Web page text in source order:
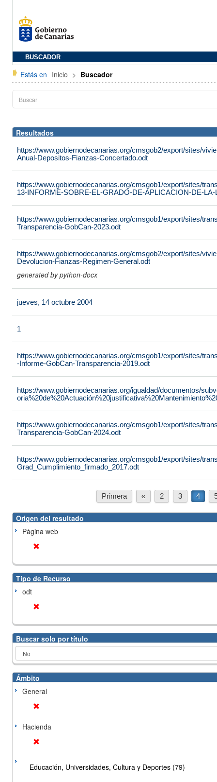
BUSCADOR
Estás en Inicio > Buscador
Resultados
https://www.gobiernodecanarias.org/cmsgob2/export/sites/
Anual-Depositos-Fianzas-Concertado.odt
https://www.gobiernodecanarias.org/cmsgob1/export/sites/
13-INFORME-SOBRE-EL-GRADO-DE-APLICACION-DE-LA-
https://www.gobiernodecanarias.org/cmsgob1/export/sites/
Transparencia-GobCan-2023.odt
https://www.gobiernodecanarias.org/cmsgob2/export/sites/
Devolucion-Fianzas-Regimen-General.odt
generated by python-docx
jueves, 14 octubre 2004
1
https://www.gobiernodecanarias.org/cmsgob1/export/sites/
-Informe-GobCan-Transparencia-2019.odt
https://www.gobiernodecanarias.org/igualdad/documentos/
https://www.gobiernodecanarias.org/cmsgob1/export/sites/
Transparencia-GobCan-2024.odt
https://www.gobiernodecanarias.org/cmsgob1/export/sites/
Grad_Cumplimiento_firmado_2017.odt
Primera « 2 3 4
Origen del resultado
Página web
Tipo de Recurso
odt
Buscar solo por título
Ámbito
General
Hacienda
Educación, Universidades, Cultura y Deportes (79)